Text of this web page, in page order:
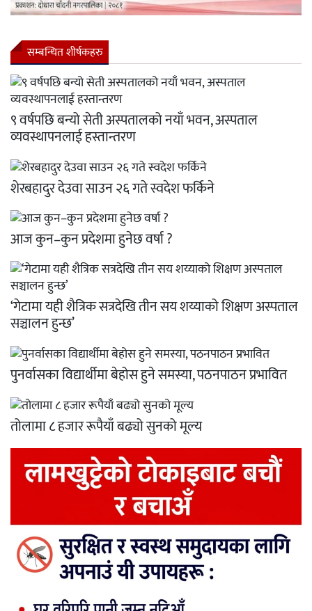
सम्बन्धित शीर्षकहरु
९ वर्षपछि बन्यो सेती अस्पतालको नयाँ भवन, अस्पताल
व्यवस्थापनलाई हस्तान्तरण
शेरबहादुर देउवा साउन २६ गते स्वदेश फर्किने
आज कुन–कुन प्रदेशमा हुनेछ वर्षा ?
‘गेटामा यही शैत्रिक सत्रदेखि तीन सय शय्याको शिक्षण अस्पताल
सञ्चालन हुन्छ’
पुनर्वासका विद्यार्थीमा बेहोस हुने समस्या, पठनपाठन प्रभावित
तोलामा ८ हजार रूपैयाँ बढ्यो सुनको मूल्य